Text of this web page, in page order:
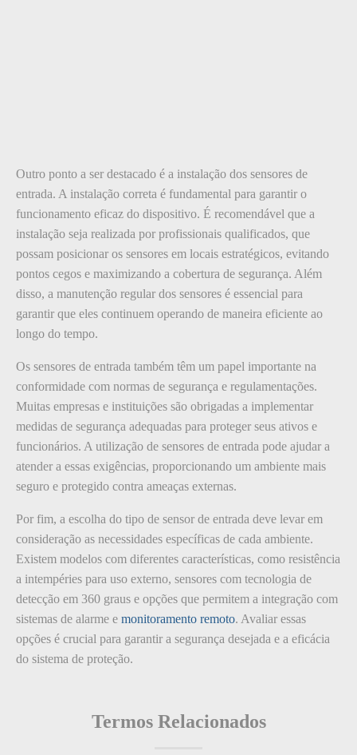
Outro ponto a ser destacado é a instalação dos sensores de
entrada. A instalação correta é fundamental para garantir o
funcionamento eficaz do dispositivo. É recomendável que a
instalação seja realizada por profissionais qualificados, que
possam posicionar os sensores em locais estratégicos, evitando
pontos cegos e maximizando a cobertura de segurança. Além
disso, a manutenção regular dos sensores é essencial para
garantir que eles continuem operando de maneira eficiente ao
longo do tempo.
Os sensores de entrada também têm um papel importante na
conformidade com normas de segurança e regulamentações.
Muitas empresas e instituições são obrigadas a implementar
medidas de segurança adequadas para proteger seus ativos e
funcionários. A utilização de sensores de entrada pode ajudar a
atender a essas exigências, proporcionando um ambiente mais
seguro e protegido contra ameaças externas.
Por fim, a escolha do tipo de sensor de entrada deve levar em
consideração as necessidades específicas de cada ambiente.
Existem modelos com diferentes características, como resistência
a intempéries para uso externo, sensores com tecnologia de
detecção em 360 graus e opções que permitem a integração com
sistemas de alarme e monitoramento remoto. Avaliar essas
opções é crucial para garantir a segurança desejada e a eficácia
do sistema de proteção.
Termos Relacionados